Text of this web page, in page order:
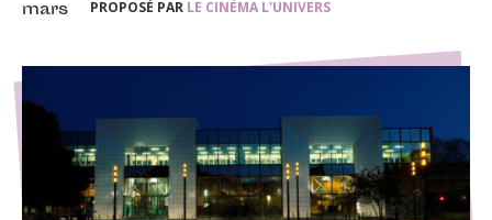
mars
PROPOSÉ PAR LE CINÉMA L'UNIVERS